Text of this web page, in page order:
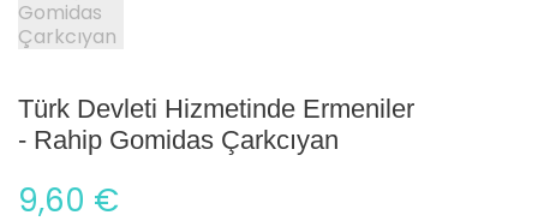
Türk Devleti Hizmetinde Ermeniler
- Rahip Gomidas Çarkcıyan
9,60 €